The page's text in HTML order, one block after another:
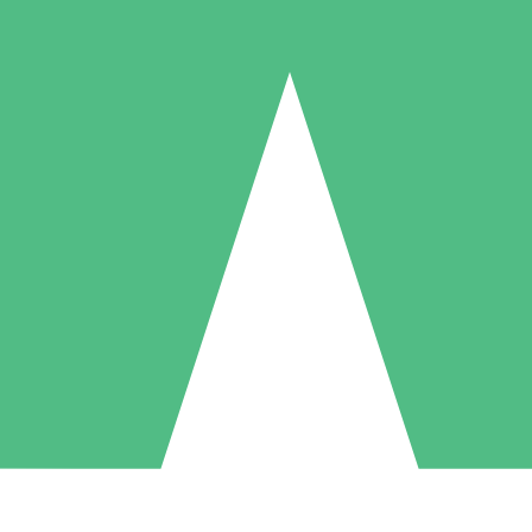
Packs de Crédits Individuels
à l'utilisation avec des crédits de téléchargement. Sans engagement
5 Téléchargements
US$